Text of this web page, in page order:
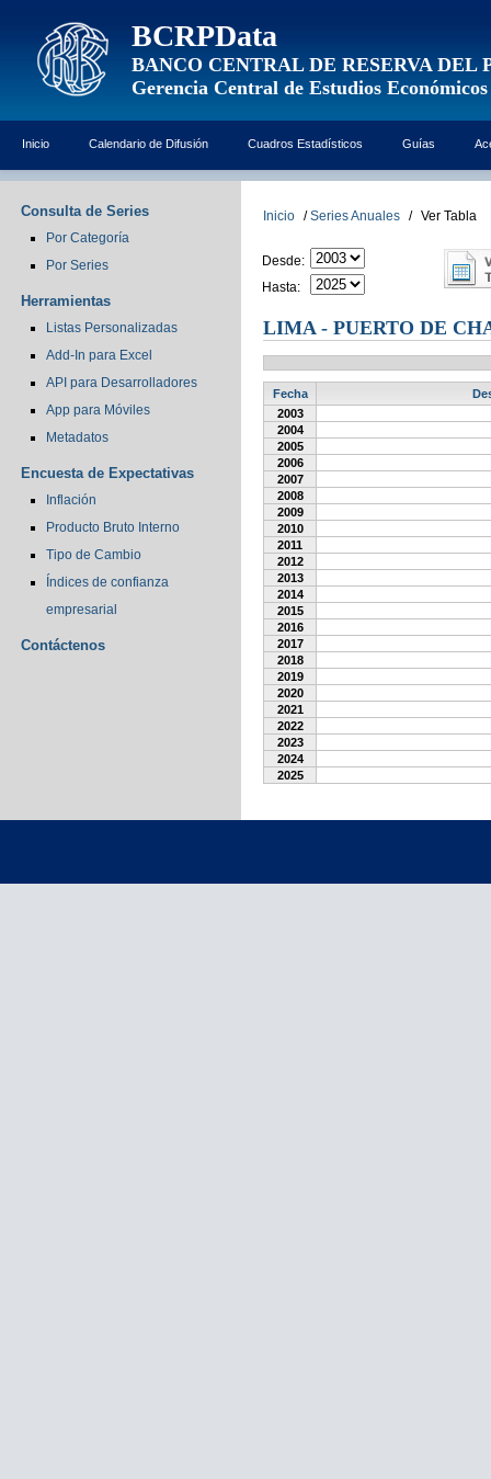
BCRPData
BANCO CENTRAL DE RESERVA DEL
Gerencia Central de Estudios Económicos
Inicio Calendario de Difusión Cuadros Estadísticos Guías
Consulta de Series
Por Categoría
Por Series
Herramientas
Listas Personalizadas
Add-In para Excel
API para Desarrolladores
App para Móviles
Metadatos
Encuesta de Expectativas
Inflación
Producto Bruto Interno
Tipo de Cambio
Índices de confianza
empresarial
Contáctenos
Inicio / Series Anuales / Ver Tabla
Desde:
Hasta:
LIMA - PUERTO DE
Fecha
2003
2004
2005
2006
2007
2008
2009
2010
2011
2012
2013
2014
2015
2016
2017
2018
2019
2020
2021
2022
2023
2024
2025